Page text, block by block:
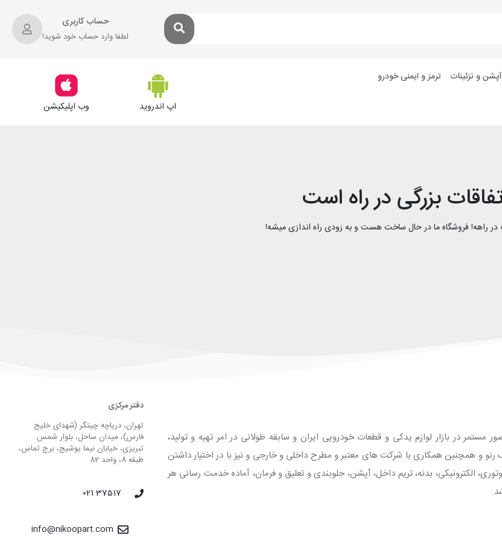
حساب کاربری
لطفا وارد حساب خود شوید!
آپشن و تزئینات ترمز و ایمنی خودرو
اپ اندروید وب اپلیکیشن
بزرگی در راه است
در راهه! فروشگاه ما در حال ساخت هست و به زودی راه اندازی میشه!
در بازار لوازم یدکی و قطعات خودرویی ایران و سابقه طولانی در امر تهیه و تولید،
و همچنین همکاری با شرکت های معتبر و مطرح داخلی و خارجی و نیز با در اختیار داشتن
قلم انواع قطعات موتوری، الکترونیکی، بدنه، تریم داخل، آپشن، جلوبندی و تعلیق و فرمان، آماده خدمت رسانی هر
دفتر مرکزی
تهران، دریاچه چیتگر (شهدای خلیج
فارس)، میدان ساحل، بلوار شمس
تبریزی، خیابان نیما یوشیج، برج تماس،
طبقه 8، واحد 82
37517 021
info@nikoopart.com